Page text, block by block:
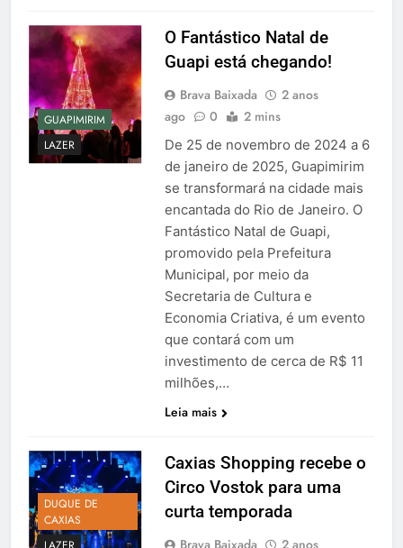
GUAPIMIRIM
LAZER
O Fantástico Natal de
Guapi está chegando!
Brava Baixada
2 anos
ago
0 2 mins
De 25 de novembro de 2024 a 6
de janeiro de 2025, Guapimirim
se transformará na cidade mais
encantada do Rio de Janeiro. O
Fantástico Natal de Guapi,
promovido pela Prefeitura
Municipal, por meio da
Secretaria de Cultura e
Economia Criativa, é um evento
que contará com um
investimento de cerca de R$ 11
milhões,…
Leia mais
DUQUE DE
CAXIAS
Caxias Shopping recebe o
Circo Vostok para uma
curta temporada